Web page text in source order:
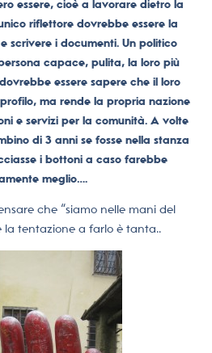
essere, cioè a lavorare dietro la
riflettore dovrebbe essere la
scrivere i documenti. Un politico
capace, pulita, la loro più
essere sapere che il loro
ma rende la propria nazione
e servizi per la comunità. A volte
di 3 anni se fosse nella stanza
i bottoni a caso farebbe
meglio….
che “siamo nelle mani del
la tentazione a farlo è tanta..